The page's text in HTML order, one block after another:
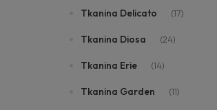
Tkanina Delicato (17)
Tkanina Diosa (24)
Tkanina Erie (14)
Tkanina Garden (11)